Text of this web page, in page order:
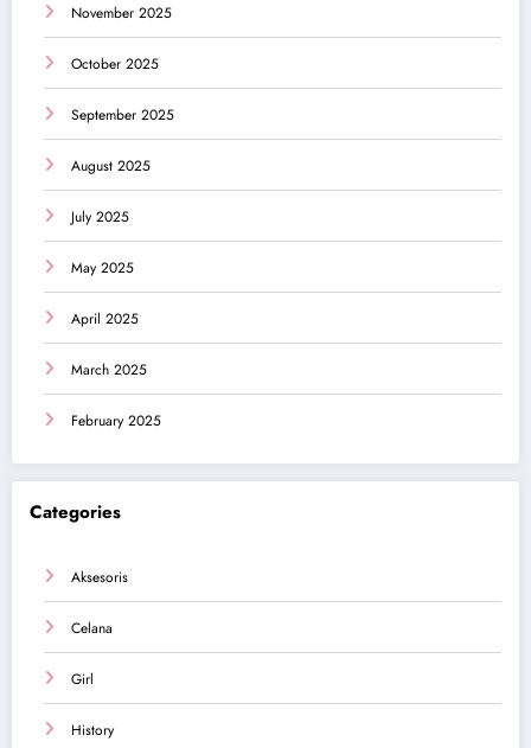
November 2025
October 2025
September 2025
August 2025
July 2025
May 2025
April 2025
March 2025
February 2025
Categories
Aksesoris
Celana
Girl
History